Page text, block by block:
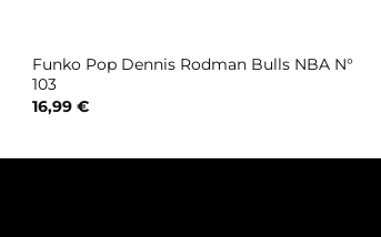
Funko Pop Dennis Rodman Bulls NBA N°
103
16,99 €